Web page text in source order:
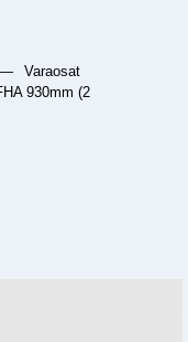
—
Varaosat
930mm (2